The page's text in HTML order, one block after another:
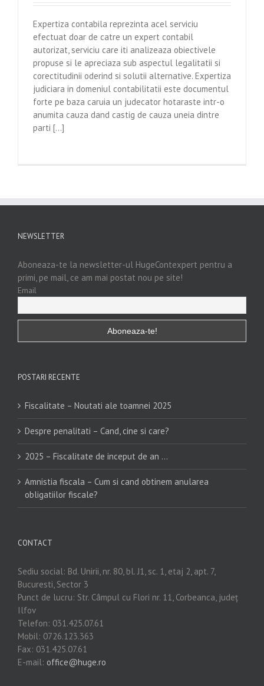
Expertiza contabila reprezinta acel serviciu
efectuat doar de catre un expert contabil
autorizat, serviciu care iti analizeaza obiectivele
propuse si le apreciaza sub aspectul legalitatii si
corectitudinii oderind si solutii alternative. Expertiza
judiciara in domeniul contabilitatii este documentul
forte pe baza caruia un judecator hotaraste intr-o
anumita cauza dand castig de cauza uneia dintre
parti [...]
NEWSLETTER
Aboneaza-te la newsletter-ul HugeContexpert pentru a
primi, pe mail, ce am mai postat nou pe site!
Email
POSTARI RECENTE
Fiscalitate – Noutati ale toamnei 2025
Despre penalitati – Cand, cine si care?
2025 – Fiscalitate de inceput de an …
Amnistia fiscala – Cum si cand obtinem anularea
obligatiilor fiscale?
CONTACT
Sediu social: Bd. Unirii, nr. 80, bl. J1, sc. 1, etaj 2, apt. 7,
Bucuresti, Sector 3
Punct de lucru: Str. Câmpul cu Flori nr. 11, Corbeanca, județ
Ilfov
Telefon: 031.425.07.61
Mobil: 0726.123.363
Fax: 031.425.07.61
E-mail: office@huge.ro